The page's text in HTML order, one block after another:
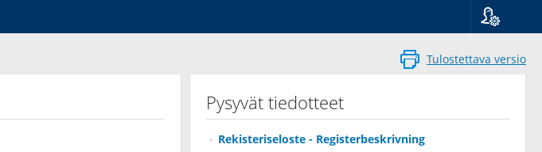
Suomi
Svenska
Tulostettava versio
Pysyvät tiedotteet
Rekisteriseloste - Registerbeskrivning